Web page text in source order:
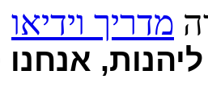
מדריך וידיאו